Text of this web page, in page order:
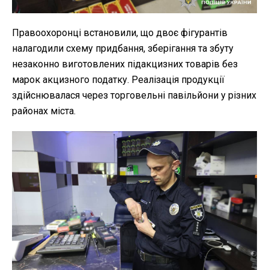
Правоохоронці встановили, що двоє фігурантів
налагодили схему придбання, зберігання та збуту
незаконно виготовлених підакцизних товарів без
марок акцизного податку. Реалізація продукції
здійснювалася через торговельні павільйони у різних
районах міста.